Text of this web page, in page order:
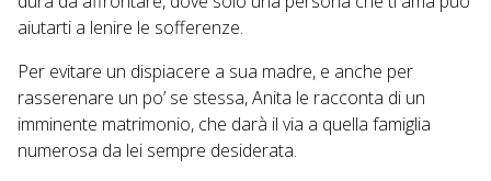
aiutarti a lenire le sofferenze.
Per evitare un dispiacere a sua madre, e anche per
rasserenare un po’ se stessa, Anita le racconta di un
imminente matrimonio, che darà il via a quella famiglia
numerosa da lei sempre desiderata.